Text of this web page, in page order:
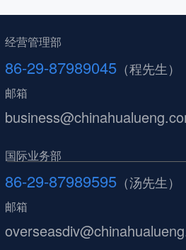
国际业务部
86-29-87989595 （汤先生）
邮箱
经营管理部
86-29-87989045 （程先生）
邮箱